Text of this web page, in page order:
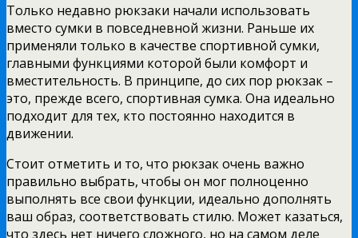
Только недавно рюкзаки начали использовать
вместо сумки в повседневной жизни. Раньше их
применяли только в качестве спортивной сумки,
главными функциями которой были комфорт и
вместительность. В принципе, до сих пор рюкзак –
это, прежде всего, спортивная сумка. Она идеально
подходит для тех, кто постоянно находится в
движении.
Стоит отметить и то, что рюкзак очень важно
правильно выбрать, чтобы он мог полноценно
выполнять все свои функции, идеально дополнять
ваш образ, соответствовать стилю. Может казаться,
что здесь нет ничего сложного, но на самом деле